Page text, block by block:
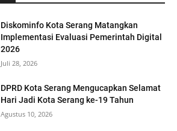
Diskominfo Kota Serang Matangkan
Implementasi Evaluasi Pemerintah Digital
2026
Juli 28, 2026
DPRD Kota Serang Mengucapkan Selamat
Hari Jadi Kota Serang ke-19 Tahun
Agustus 10, 2026